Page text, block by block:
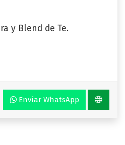
y Blend de Te.
Envíar WhatsApp